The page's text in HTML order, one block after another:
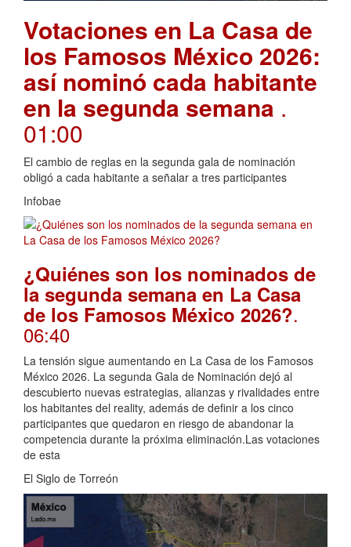
Votaciones en La Casa de
los Famosos México 2026:
así nominó cada habitante
en la segunda semana .
01:00
El cambio de reglas en la segunda gala de nominación
obligó a cada habitante a señalar a tres participantes
Infobae
¿Quiénes son los nominados de
la segunda semana en La Casa
de los Famosos México 2026?.
06:40
La tensión sigue aumentando en La Casa de los Famosos
México 2026. La segunda Gala de Nominación dejó al
descubierto nuevas estrategias, alianzas y rivalidades entre
los habitantes del reality, además de definir a los cinco
participantes que quedaron en riesgo de abandonar la
competencia durante la próxima eliminación.Las votaciones
de esta
El Siglo de Torreón